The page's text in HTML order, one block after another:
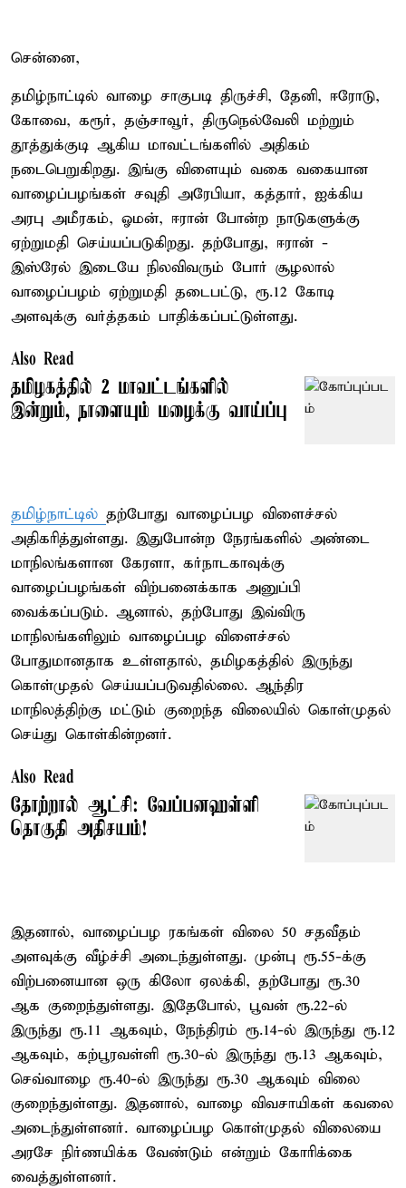
சென்னை,
தமிழ்நாட்டில் வாழை சாகுபடி திருச்சி, தேனி, ஈரோடு,
கோவை, கரூர், தஞ்சாவூர், திருநெல்வேலி மற்றும்
தூத்துக்குடி ஆகிய மாவட்டங்களில் அதிகம்
நடைபெறுகிறது. இங்கு விளையும் வகை வகையான
வாழைப்பழங்கள் சவுதி அரேபியா, கத்தார், ஐக்கிய
அரபு அமீரகம், ஓமன், ஈரான் போன்ற நாடுகளுக்கு
ஏற்றுமதி செய்யப்படுகிறது. தற்போது, ஈரான் -
இஸ்ரேல் இடையே நிலவிவரும் போர் சூழலால்
வாழைப்பழம் ஏற்றுமதி தடைபட்டு, ரூ.12 கோடி
அளவுக்கு வர்த்தகம் பாதிக்கப்பட்டுள்ளது.
Also Read
தமிழகத்தில் 2 மாவட்டங்களில்
இன்றும், நாளையும் மழைக்கு வாய்ப்பு
தமிழ்நாட்டில் தற்போது வாழைப்பழ விளைச்சல்
அதிகரித்துள்ளது. இதுபோன்ற நேரங்களில் அண்டை
மாநிலங்களான கேரளா, கர்நாடகாவுக்கு
வாழைப்பழங்கள் விற்பனைக்காக அனுப்பி
வைக்கப்படும். ஆனால், தற்போது இவ்விரு
மாநிலங்களிலும் வாழைப்பழ விளைச்சல்
போதுமானதாக உள்ளதால், தமிழகத்தில் இருந்து
கொள்முதல் செய்யப்படுவதில்லை. ஆந்திர
மாநிலத்திற்கு மட்டும் குறைந்த விலையில் கொள்முதல்
செய்து கொள்கின்றனர்.
Also Read
தோற்றால் ஆட்சி: வேப்பனஹள்ளி
தொகுதி அதிசயம்!
இதனால், வாழைப்பழ ரகங்கள் விலை 50 சதவீதம்
அளவுக்கு வீழ்ச்சி அடைந்துள்ளது. முன்பு ரூ.55-க்கு
விற்பனையான ஒரு கிலோ ஏலக்கி, தற்போது ரூ.30
ஆக குறைந்துள்ளது. இதேபோல், பூவன் ரூ.22-ல்
இருந்து ரூ.11 ஆகவும், நேந்திரம் ரூ.14-ல் இருந்து ரூ.12
ஆகவும், கற்பூரவள்ளி ரூ.30-ல் இருந்து ரூ.13 ஆகவும்,
செவ்வாழை ரூ.40-ல் இருந்து ரூ.30 ஆகவும் விலை
குறைந்துள்ளது. இதனால், வாழை விவசாயிகள் கவலை
அடைந்துள்ளனர். வாழைப்பழ கொள்முதல் விலையை
அரசே நிர்ணயிக்க வேண்டும் என்றும் கோரிக்கை
வைத்துள்ளனர்.